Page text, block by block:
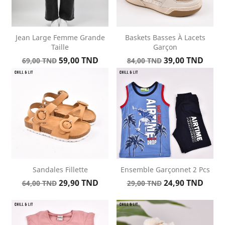
Jean Large Femme Grande
Taille
Prix
de
69,00 TND Prix
59,00 TND
Baskets Basses À Lacets
Garçon
Prix
de
base
84,00 TND Prix
39,00 TND
Sandales Fillette
Prix
base
64,00 TND Prix
29,90 TND
Ensemble Garçonnet 2 Pcs
Prix
base
29,00 TND Prix
24,90 TND